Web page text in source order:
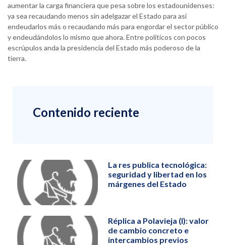
aumentar la carga financiera que pesa sobre los estadounidenses:
ya sea recaudando menos sin adelgazar el Estado para así
endeudarlos más o recaudando más para engordar el sector público
y endeudándolos lo mismo que ahora. Entre políticos con pocos
escrúpulos anda la presidencia del Estado más poderoso de la
tierra.
Contenido reciente
La res publica tecnológica:
seguridad y libertad en los
márgenes del Estado
Réplica a Polavieja (I): valor
de cambio concreto e
intercambios previos